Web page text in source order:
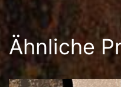
Ähnliche